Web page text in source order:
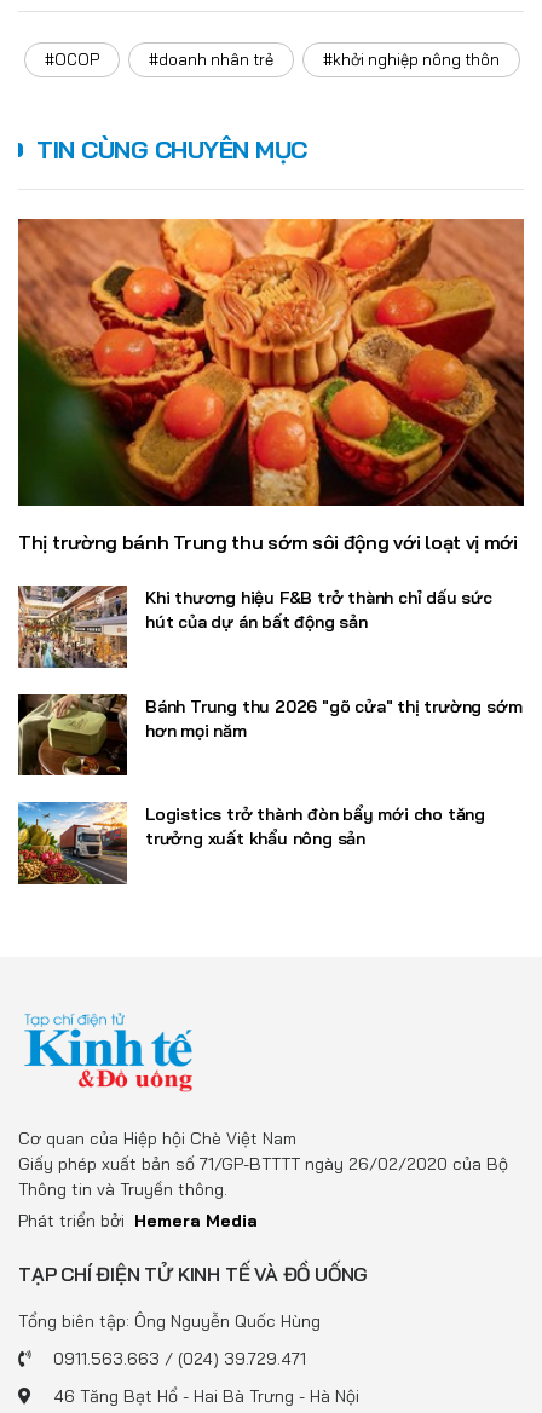
#OCOP #doanh nhân trẻ #khởi nghiệp nông thôn
TIN CÙNG CHUYÊN MỤC
Thị trường bánh Trung thu sớm sôi động với loạt vị mới
Khi thương hiệu F&B trở thành chỉ dấu sức
hút của dự án bất động sản
Bánh Trung thu 2026 "gõ cửa" thị trường sớm
hơn mọi năm
Logistics trở thành đòn bẩy mới cho tăng
trưởng xuất khẩu nông sản
Cơ quan của Hiệp hội Chè Việt Nam
Giấy phép xuất bản số 71/GP-BTTTT ngày 26/02/2020 của Bộ
Thông tin và Truyền thông.
Phát triển bởi Hemera Media
TẠP CHÍ ĐIỆN TỬ KINH TẾ VÀ ĐỒ UỐNG
Tổng biên tập: Ông Nguyễn Quốc Hùng
0911.563.663 / (024) 39.729.471
46 Tăng Bạt Hổ - Hai Bà Trưng - Hà Nội